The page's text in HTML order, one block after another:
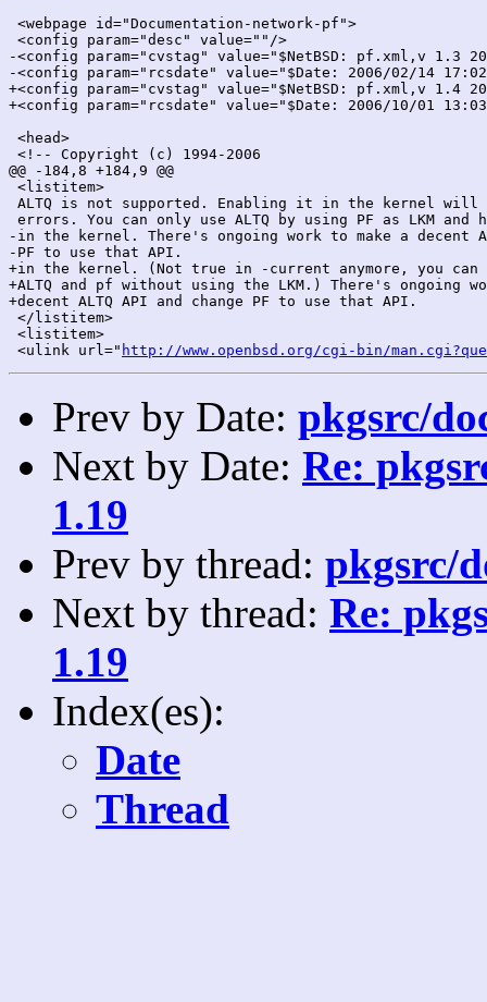
<webpage id="Documentation-network-pf">
<config param="desc" value=""/>
-<config param="cvstag" value="$NetBSD: pf.xml,v 1.3
-<config param="rcsdate" value="$Date: 2006/02/14
+<config param="cvstag" value="$NetBSD: pf.xml,v 1.4
+<config param="rcsdate" value="$Date: 2006/10/01
<head>
<!-- Copyright (c) 1994-2006
@@ -184,8 +184,9 @@
<listitem>
ALTQ is not supported. Enabling it in the kernel will
errors. You can only use ALTQ by using PF as LKM and
-in the kernel. There's ongoing work to make a decent
-PF to use that API.
+in the kernel. (Not true in -current anymore, you can
+ALTQ and pf without using the LKM.) There's ongoing
+decent ALTQ API and change PF to use that API.
</listitem>
<listitem>
<ulink url=" http://www.openbsd.org/cgi-bin/
Prev by Date: pkgsrc/
Next by Date: Re:
1.19
Prev by thread: pkgsrc/
Next by thread: Re:
1.19
Index(es):
Date
Thread